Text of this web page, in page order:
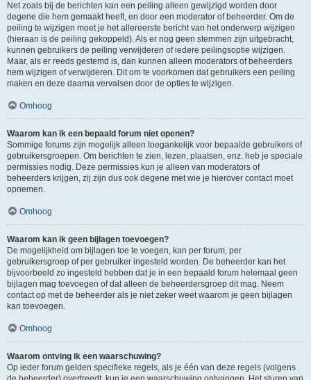
Net zoals bij de berichten kan een peiling alleen gewijzigd worden door
degene die hem gemaakt heeft, en door een moderator of beheerder. Om de
peiling te wijzigen moet je het allereerste bericht van het onderwerp wijzigen
(hieraan is de peiling gekoppeld). Als er nog geen stemmen zijn uitgebracht,
kunnen gebruikers de peiling verwijderen of iedere peilingsoptie wijzigen.
Maar, als er reeds gestemd is, dan kunnen alleen moderators of beheerders
hem wijzigen of verwijderen. Dit om te voorkomen dat gebruikers een peiling
maken en deze daarna vervalsen door de opties te wijzigen.
Omhoog
Waarom kan ik een bepaald forum niet openen?
Sommige forums zijn mogelijk alleen toegankelijk voor bepaalde gebruikers of
gebruikersgroepen. Om berichten te zien, lezen, plaatsen, enz. heb je speciale
permissies nodig. Deze permissies kun je alleen van moderators of
beheerders krijgen, zij zijn dus ook degene met wie je hierover contact moet
opnemen.
Omhoog
Waarom kan ik geen bijlagen toevoegen?
De mogelijkheid om bijlagen toe te voegen, kan per forum, per
gebruikersgroep of per gebruiker ingesteld worden. De beheerder kan het
bijvoorbeeld zo ingesteld hebben dat je in een bepaald forum helemaal geen
bijlagen mag toevoegen of dat alleen de beheerdersgroep dit mag. Neem
contact op met de beheerder als je niet zeker weet waarom je geen bijlagen
kan toevoegen.
Omhoog
Waarom ontving ik een waarschuwing?
Op ieder forum gelden specifieke regels, als je één van deze regels (volgens